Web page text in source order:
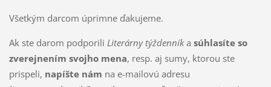
Všetkým darcom úprimne ďakujeme.
Ak ste darom podporili Literárny týždenníka súhlasíte so
zverejnením svojho mena, resp. aj sumy, ktorou ste
prispeli, napíšte nám na e-mailovú adresu